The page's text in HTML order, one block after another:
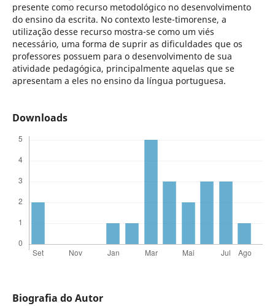
presente como recurso metodológico no desenvolvimento
do ensino da escrita. No contexto leste-timorense, a
utilização desse recurso mostra-se como um viés
necessário, uma forma de suprir as dificuldades que os
professores possuem para o desenvolvimento de sua
atividade pedagógica, principalmente aquelas que se
apresentam a eles no ensino da língua portuguesa.
Downloads
Biografia do Autor